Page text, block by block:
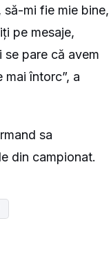
mi fie mie bine,
pe mesaje,
pare că avem
întorc”, a
sa
din campionat.